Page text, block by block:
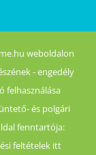
weboldalon
- engedély
felhasználása
és polgári
fenntartója:
feltételek itt